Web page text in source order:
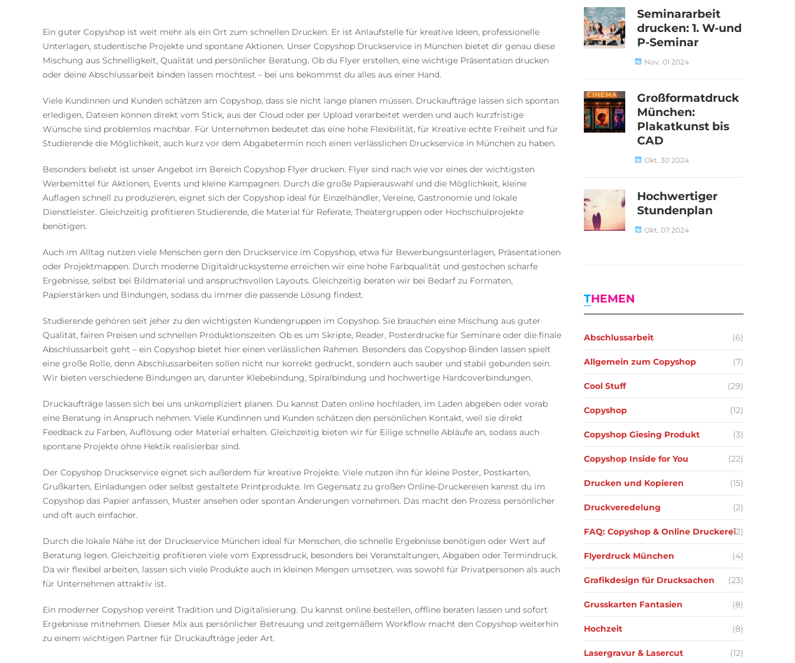
Ein guter Copyshop ist weit mehr als ein Ort zum schnellen Drucken. Er ist Anlaufstelle für kreative Ideen, professionelle
Unterlagen, studentische Projekte und spontane Aktionen. Unser Copyshop Druckservice in München bietet dir genau diese
Mischung aus Schnelligkeit, Qualität und persönlicher Beratung. Ob du Flyer erstellen, eine wichtige Präsentation drucken
oder deine Abschlussarbeit binden lassen möchtest – bei uns bekommst du alles aus einer Hand.
Viele Kundinnen und Kunden schätzen am Copyshop, dass sie nicht lange planen müssen. Druckaufträge lassen sich spontan
erledigen, Dateien können direkt vom Stick, aus der Cloud oder per Upload verarbeitet werden und auch kurzfristige
Wünsche sind problemlos machbar. Für Unternehmen bedeutet das eine hohe Flexibilität, für Kreative echte Freiheit und für
Studierende die Möglichkeit, auch kurz vor dem Abgabetermin noch einen verlässlichen Druckservice in München zu haben.
Besonders beliebt ist unser Angebot im Bereich Copyshop Flyer drucken. Flyer sind nach wie vor eines der wichtigsten
Werbemittel für Aktionen, Events und kleine Kampagnen. Durch die große Papierauswahl und die Möglichkeit, kleine
Auflagen schnell zu produzieren, eignet sich der Copyshop ideal für Einzelhändler, Vereine, Gastronomie und lokale
Dienstleister. Gleichzeitig profitieren Studierende, die Material für Referate, Theatergruppen oder Hochschulprojekte
benötigen.
Auch im Alltag nutzen viele Menschen gern den Druckservice im Copyshop, etwa für Bewerbungsunterlagen, Präsentationen
oder Projektmappen. Durch moderne Digitaldrucksysteme erreichen wir eine hohe Farbqualität und gestochen scharfe
Ergebnisse, selbst bei Bildmaterial und anspruchsvollen Layouts. Gleichzeitig beraten wir bei Bedarf zu Formaten,
Papierstärken und Bindungen, sodass du immer die passende Lösung findest.
Studierende gehören seit jeher zu den wichtigsten Kundengruppen im Copyshop. Sie brauchen eine Mischung aus guter
Qualität, fairen Preisen und schnellen Produktionszeiten. Ob es um Skripte, Reader, Posterdrucke für Seminare oder die finale
Abschlussarbeit geht – ein Copyshop bietet hier einen verlässlichen Rahmen. Besonders das Copyshop Binden lassen spielt
eine große Rolle, denn Abschlussarbeiten sollen nicht nur korrekt gedruckt, sondern auch sauber und stabil gebunden sein.
Wir bieten verschiedene Bindungen an, darunter Klebebindung, Spiralbindung und hochwertige Hardcoverbindungen.
Druckaufträge lassen sich bei uns unkompliziert planen. Du kannst Daten online hochladen, im Laden abgeben oder vorab
eine Beratung in Anspruch nehmen. Viele Kundinnen und Kunden schätzen den persönlichen Kontakt, weil sie direkt
Feedback zu Farben, Auflösung oder Material erhalten. Gleichzeitig bieten wir für Eilige schnelle Abläufe an, sodass auch
spontane Projekte ohne Hektik realisierbar sind.
Der Copyshop Druckservice eignet sich außerdem für kreative Projekte. Viele nutzen ihn für kleine Poster, Postkarten,
Grußkarten, Einladungen oder selbst gestaltete Printprodukte. Im Gegensatz zu großen Online-Druckereien kannst du im
Copyshop das Papier anfassen, Muster ansehen oder spontan Änderungen vornehmen. Das macht den Prozess persönlicher
und oft auch einfacher.
Durch die lokale Nähe ist der Druckservice München ideal für Menschen, die schnelle Ergebnisse benötigen oder Wert auf
Beratung legen. Gleichzeitig profitieren viele vom Expressdruck, besonders bei Veranstaltungen, Abgaben oder Termindruck.
Da wir flexibel arbeiten, lassen sich viele Produkte auch in kleinen Mengen umsetzen, was sowohl für Privatpersonen als auch
für Unternehmen attraktiv ist.
Ein moderner Copyshop vereint Tradition und Digitalisierung. Du kannst online bestellen, offline beraten lassen und sofort
Ergebnisse mitnehmen. Dieser Mix aus persönlicher Betreuung und zeitgemäßem Workflow macht den Copyshop weiterhin
zu einem wichtigen Partner für Druckaufträge jeder Art.
Seminararbeit
drucken: 1. W-und
P-Seminar
Nov. 01 2024
Großformatdruck
München:
Plakatkunst bis
CAD
Okt. 30 2024
Hochwertiger
Stundenplan
Okt. 07 2024
THEMEN
Abschlussarbeit (6)
Allgemein zum Copyshop (7)
Cool Stuff (29)
Copyshop (12)
Copyshop Giesing Produkt (3)
Copyshop Inside for You (22)
Drucken und Kopieren (15)
Druckveredelung (2)
FAQ: Copyshop & Online Druckerei(12)
Flyerdruck München (4)
Grafikdesign für Drucksachen (23)
Grusskarten Fantasien (8)
Hochzeit (8)
Lasergravur & Lasercut (12)